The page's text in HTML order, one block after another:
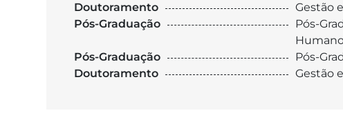
Doutoramento
Gestão
Pós-Graduação
Pós-
Pós-Graduação
Pós-
Doutoramento
Gestão